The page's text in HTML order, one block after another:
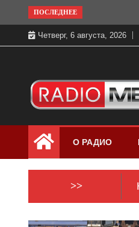
to
content
ПОСЛЕДНЕЕ
Четверг, 6 августа, 2026
Радио МЕТРО
бесплатно в хорошем
Петербург и Россия
О РАДИО
>>